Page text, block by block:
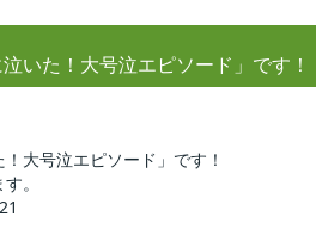
いた！大号泣エピソード」です！
大号泣エピソード」です！
。